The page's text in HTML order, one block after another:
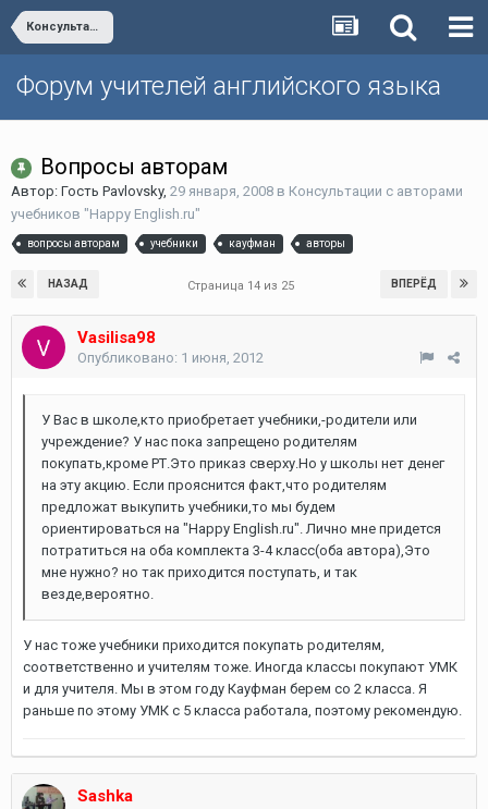
Консультации с авторами учебников "Happy English.ru"
Форум учителей английского языка
Вопросы авторам
Автор: Гость Pavlovsky, 29 января, 2008 в Консультации с авторами
учебников "Happy English.ru"
вопросы авторам учебники кауфман авторы
НАЗАД ВПЕРЁД
Страница 14 из 25
Vasilisa98
Опубликовано: 1 июня, 2012
У Вас в школе,кто приобретает учебники,-родители или
учреждение? У нас пока запрещено родителям
покупать,кроме РТ.Это приказ сверху.Но у школы нет денег
на эту акцию. Если прояснится факт,что родителям
предложат выкупить учебники,то мы будем
ориентироваться на "Happy English.ru". Лично мне придется
потратиться на оба комплекта 3-4 класс(оба автора),Это
мне нужно? но так приходится поступать, и так
везде,вероятно.
У нас тоже учебники приходится покупать родителям,
соответственно и учителям тоже. Иногда классы покупают УМК
и для учителя. Мы в этом году Кауфман берем со 2 класса. Я
раньше по этому УМК с 5 класса работала, поэтому рекомендую.
Sashka